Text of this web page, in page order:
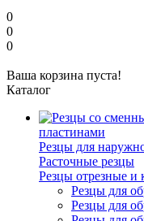
0
0
0
Ваша корзина пуста!
Каталог
пластинами
Резцы для
Расточные резцы
Резцы отрезные и
Резцы для
Резцы для